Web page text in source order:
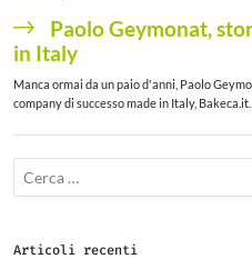
Paolo Geymonat,
in Italy
Manca ormai da un paio d'anni, Paolo
company di successo made in Italy, Bakeca.it.
r
Articoli recenti